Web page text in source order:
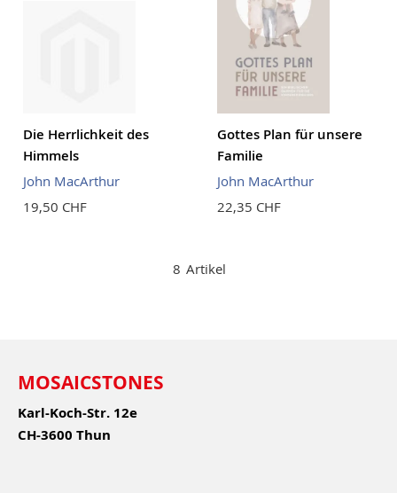
Die Herrlichkeit des
Himmels
John MacArthur
19,50 CHF
Gottes Plan für unsere
Familie
John MacArthur
22,35 CHF
8 Artikel
MOSAICSTONES
Karl-Koch-Str. 12e
CH-3600 Thun